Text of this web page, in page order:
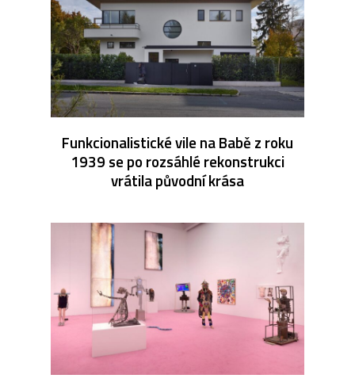
Funkcionalistické vile na Babě z roku
1939 se po rozsáhlé rekonstrukci
vrátila původní krása